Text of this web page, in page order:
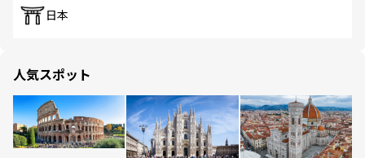
日本
人気スポット